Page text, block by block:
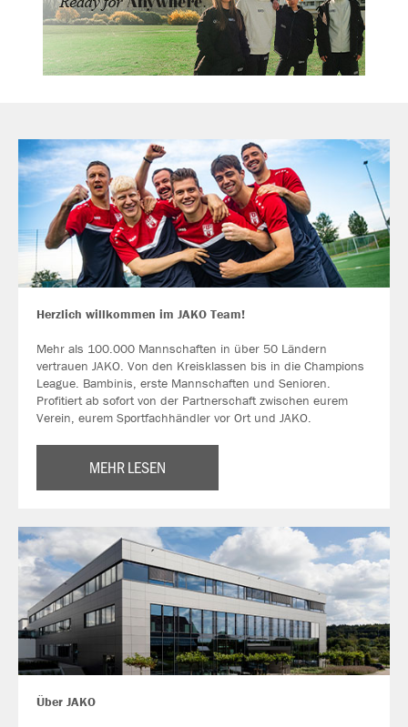
Herzlich willkommen im JAKO Team!
Mehr als 100.000 Mannschaften in über 50 Ländern
vertrauen JAKO. Von den Kreisklassen bis in die Champions
League. Bambinis, erste Mannschaften und Senioren.
Profitiert ab sofort von der Partnerschaft zwischen eurem
Verein, eurem Sportfachhändler vor Ort und JAKO.
MEHR LESEN
Über JAKO